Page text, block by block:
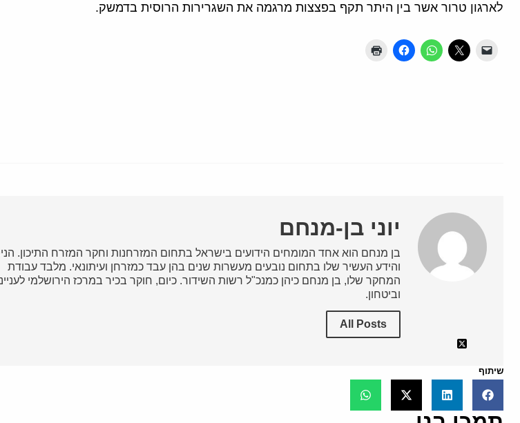
לארגון טרור אשר בין היתר תקף בפצצות מרגמה את השגרירות הרוסית בדמשק.
יוני בן-מנחם
בן מנחם הוא אחד המומחים הידועים בישראל בתחום המזרחנות וחקר המזרח התיכון.
והידע העשיר שלו בתחום נובעים מעשרות שנים בהן עבד כמזרחן ועיתונאי. מלבד עבודת
המחקר שלו, בן מנחם כיהן כמנכ"ל רשות השידור. כיום, חוקר בכיר במרכז הירושלמי
וביטחון.
All Posts
שיתוף